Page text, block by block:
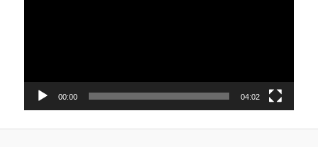
00:00 04:02